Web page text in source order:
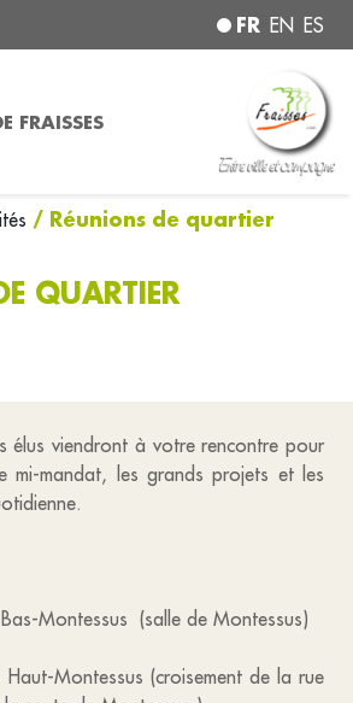
FR EN ES
FRAISSES
/ Réunions de quartier
QUARTIER
élus viendront à votre rencontre pour
mi-mandat, les grands projets et les
Montessus (salle de Montessus)
Montessus (croisement de la rue